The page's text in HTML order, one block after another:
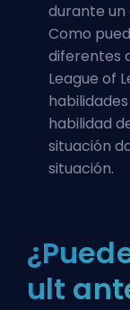
durante
Como
diferentes
League of
habilidad
situación
situación.
ult